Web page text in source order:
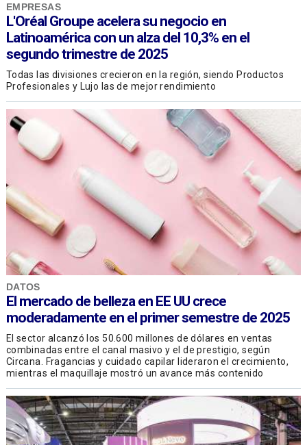
EMPRESAS
L'Oréal Groupe acelera su negocio en
Latinoamérica con un alza del 10,3% en el
segundo trimestre de 2025
Todas las divisiones crecieron en la región, siendo Productos
Profesionales y Lujo las de mejor rendimiento
DATOS
El mercado de belleza en EE UU crece
moderadamente en el primer semestre de 2025
El sector alcanzó los 50.600 millones de dólares en ventas
combinadas entre el canal masivo y el de prestigio, según
Circana. Fragancias y cuidado capilar lideraron el crecimiento,
mientras el maquillaje mostró un avance más contenido